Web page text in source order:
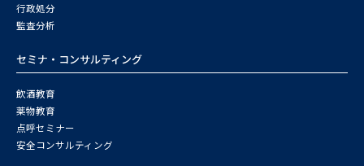
行政処分
監査分析
セミナ・コンサルティング
飲酒教育
薬物教育
点呼セミナー
安全コンサルティング